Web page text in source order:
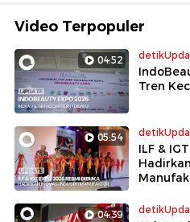
Video Terpopuler
04:52
Tren
05:54
ILF &
04:39